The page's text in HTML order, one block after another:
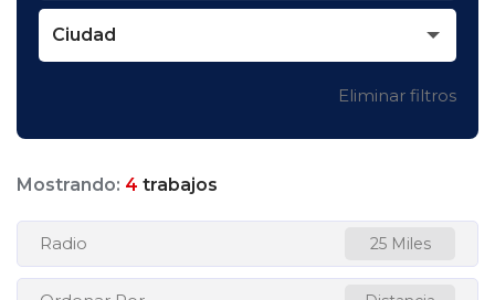
Ciudad
Eliminar filtros
Mostrando: 4 trabajos
Radio 25 Miles